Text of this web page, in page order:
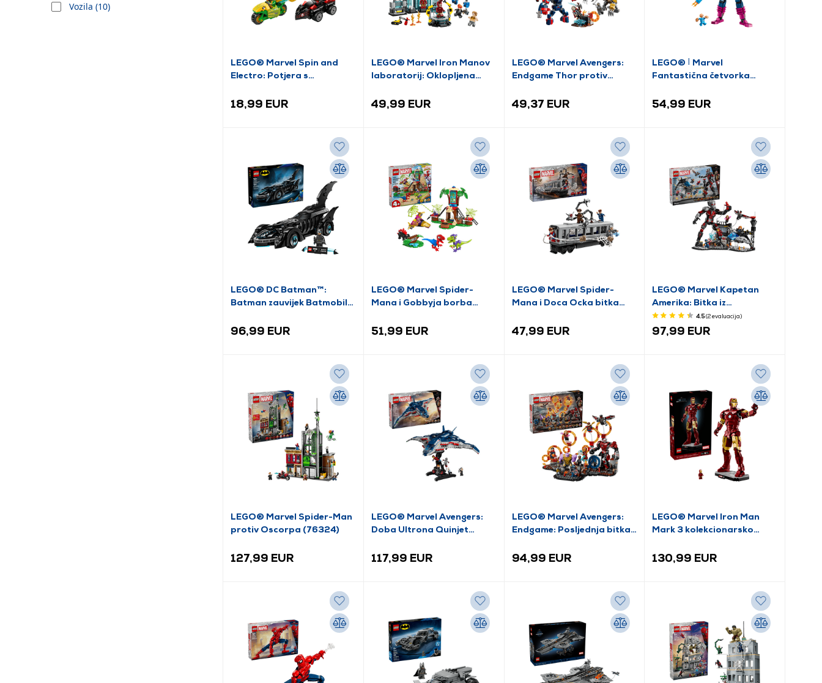
Vozila (10)
LEGO® Marvel Spin and
Electro: Potjera s
(11198)
18,99 EUR
LEGO® Marvel Iron Manov
laboratorij: Oklopljena
49,99 EUR
LEGO® Marvel Avengers:
Endgame Thor protiv
49,37 EUR
LEGO® ǀ Marvel
Fantastična četvorka
građevinski blok (76316)
54,99 EUR
LEGO® DC Batman™:
Batman zauvijek Batmobil™
96,99 EUR
LEGO® Marvel Spider-
Mana i Gobbyja borba
drvetu (11200)
51,99 EUR
LEGO® Marvel Spider-
Mana i Doca Ocka bitka
(76321)
47,99 EUR
LEGO® Marvel Kapetan
Amerika: Bitka iz
Građanskog rata (76314)
4.5(2evaluacija)
97,99 EUR
LEGO® Marvel Spider-Man
protiv Oscorpa (76324)
127,99 EUR
LEGO® Marvel Avengers:
Doba Ultrona Quinjet
117,99 EUR
LEGO® Marvel Avengers:
Endgame: Posljednja bitka
94,99 EUR
LEGO® Marvel Iron Man
Mark 3 kolekcionarsko
130,99 EUR